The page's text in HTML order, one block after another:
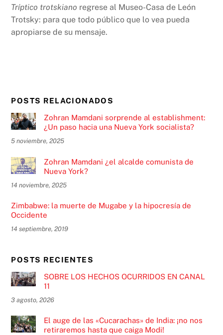
Tríptico trotskiano regrese al Museo-Casa de León
Trotsky: para que todo público que lo vea pueda
apropiarse de su mensaje.
POSTS RELACIONADOS
Zohran Mamdani sorprende al establishment:
¿Un paso hacia una Nueva York socialista?
5 noviembre, 2025
Zohran Mamdani ¿el alcalde comunista de
Nueva York?
14 noviembre, 2025
Zimbabwe: la muerte de Mugabe y la hipocresía de
Occidente
14 septiembre, 2019
POSTS RECIENTES
SOBRE LOS HECHOS OCURRIDOS EN CANAL
11
3 agosto, 2026
El auge de las «Cucarachas» de India: ¡no nos
retiraremos hasta que caiga Modi!